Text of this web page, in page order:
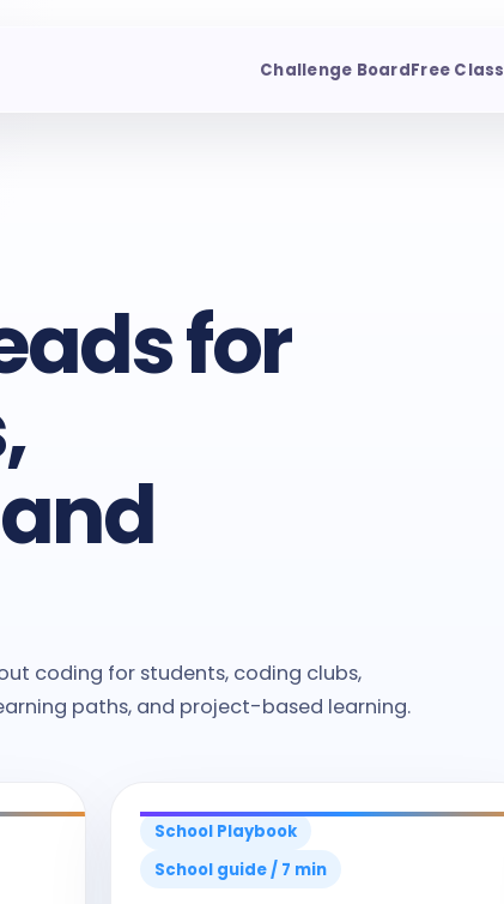
Challenge BoardFree Class
for
coding for students, coding clubs,
paths, and project-based learning.
School Playbook
School guide / 7 min